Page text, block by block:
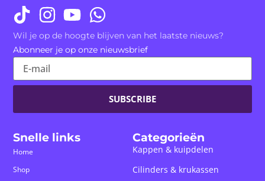
Snelle links
Home
Shop
Categorieën
Kappen & kuipdelen
Cilinders & krukassen
Wil je op de hoogte blijven van het laatste nieuws?
Abonneer je op onze nieuwsbrief
SUBSCRIBE